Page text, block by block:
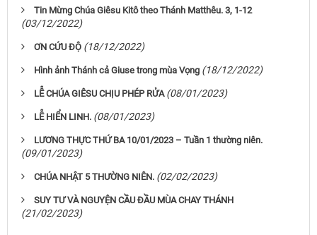
Tin Mừng Chúa Giêsu Kitô theo Thánh Matthêu. 3, 1-12
(03/12/2022)
ƠN CỨU ĐỘ (18/12/2022)
Hình ảnh Thánh cả Giuse trong mùa Vọng (18/12/2022)
LỄ CHÚA GIÊSU CHỊU PHÉP RỬA (08/01/2023)
LỄ HIỂN LINH. (08/01/2023)
LƯƠNG THỰC THỨ BA 10/01/2023 – Tuần 1 thường niên.
(09/01/2023)
CHÚA NHẬT 5 THƯỜNG NIÊN. (02/02/2023)
SUY TƯ VÀ NGUYỆN CẦU ĐẦU MÙA CHAY THÁNH
(21/02/2023)